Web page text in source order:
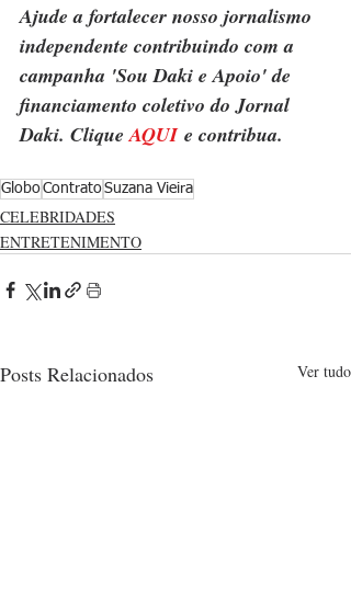
Ajude a fortalecer nosso jornalismo
independente contribuindo com a
campanha 'Sou Daki e Apoio' de
financiamento coletivo do Jornal
Daki. Clique AQUI e contribua.
GloboContratoSuzana Vieira
CELEBRIDADES
ENTRETENIMENTO
Posts Relacionados Ver tudo